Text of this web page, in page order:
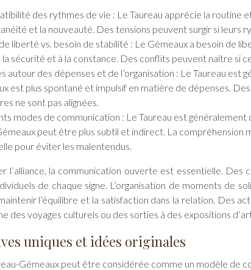
des rythmes de vie : Le Taureau apprécie la routine
et la nouveauté. Des tensions peuvent surgir si leurs
liberté vs. besoin de stabilité : Le Gémeaux a besoin de
la sécurité et à la constance. Des conflits peuvent naître si
autour des dépenses et de l’organisation : Le Taureau
est plus spontané et impulsif en matière de dépenses.
ne sont pas alignées.
modes de communication : Le Taureau est
peut être plus subtil et indirect. La compréhension
pour éviter les malentendus.
l’alliance, la communication ouverte est essentielle.
de chaque signe. L’organisation de moments de
l’équilibre et la satisfaction dans la relation. Des
des voyages culturels ou des sorties à des expositions
uniques et idées originales
Gémeaux peut être considérée comme un modèle de